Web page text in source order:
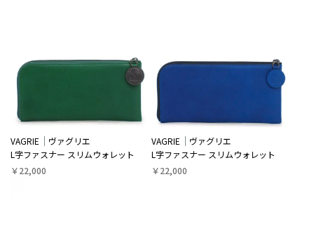
VAGRIE
ヴァグリエ
L字ファスナー スリムウォレット
￥22,000
VAGRIE
ヴァグリエ
L字ファスナー スリムウォレット
￥22,000